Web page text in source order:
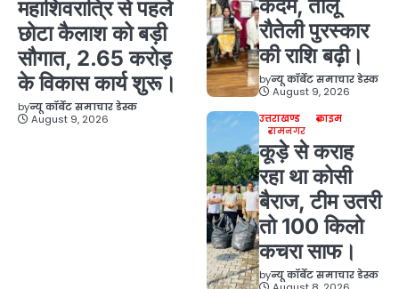
महाशिवरात्रि से पहले
छोटा कैलाश को बड़ी
सौगात, 2.65 करोड़
के विकास कार्य शुरू।
byन्यू कॉर्बेट समाचार डेस्क
August 9, 2026
कदम, तीलू
रौतेली पुरस्कार
की राशि बढ़ी।
byन्यू कॉर्बेट समाचार डेस्क
August 9, 2026
उत्तराखण्ड
क्राइम
रामनगर
कूड़े से कराह
रहा था कोसी
बैराज, टीम उतरी
तो 100 किलो
कचरा साफ।
byन्यू कॉर्बेट समाचार डेस्क